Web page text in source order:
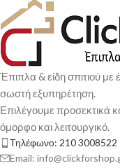
Έπιπλα & είδη σπιτιού με
σωστή εξυπηρέτηση.
Επιλέγουμε προσεκτικά
όμορφο και λειτουργικό.
Τηλέφωνο: 210 3008522
Email: